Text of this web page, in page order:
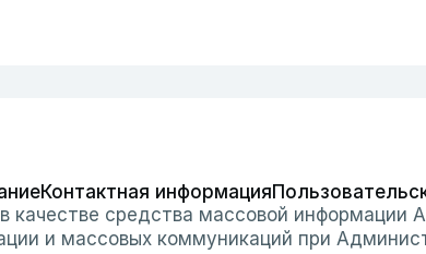
Контактная информация
качестве средства массовой информации
и массовых коммуникаций при